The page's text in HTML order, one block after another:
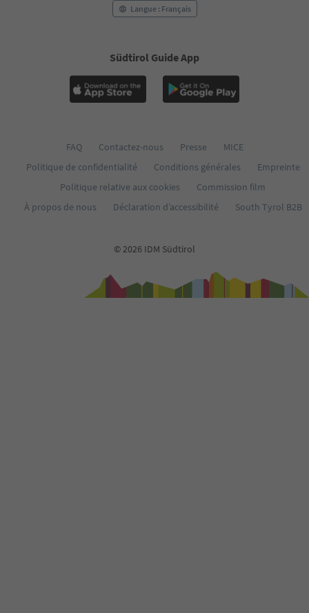
Langue : Français
Südtirol Guide App
FAQ Contactez-nous Presse
MICE
Politique de confidentialité
Conditions générales
Empreinte
Politique relative aux cookies
Commission film
À propos de nous
Déclaration d’accessibilité South Tyrol B2B
© 2026 IDM Südtirol